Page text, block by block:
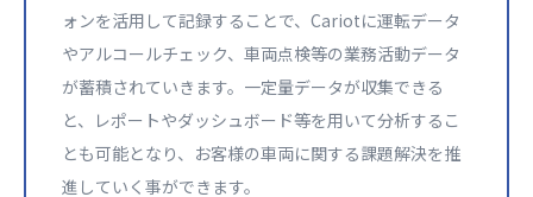
ォンを活用して記録することで、Cariotに運転データ
やアルコールチェック、車両点検等の業務活動データ
が蓄積されていきます。一定量データが収集できる
と、レポートやダッシュボード等を用いて分析するこ
とも可能となり、お客様の車両に関する課題解決を推
進していく事ができます。​​